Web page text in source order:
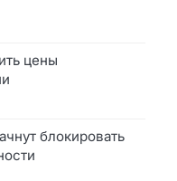
цены
блокировать